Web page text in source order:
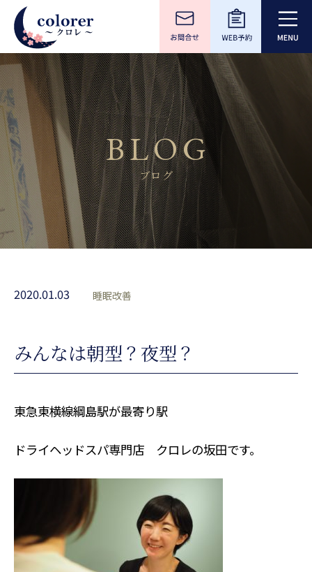
BLOG
ブログ
2020.01.03 睡眠改善
みんなは朝型？夜型？
東急東横線綱島駅が最寄り駅
ドライヘッドスパ専門店 クロレの坂田です。